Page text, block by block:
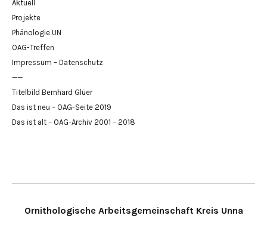
Aktuell
Projekte
Phänologie UN
OAG-Treffen
Impressum – Datenschutz
——
Titelbild Bernhard Glüer
Das ist neu – OAG-Seite 2019
Das ist alt – OAG-Archiv 2001 – 2018
Ornithologische Arbeitsgemeinschaft Kreis Unna